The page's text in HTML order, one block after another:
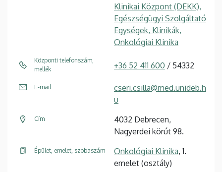
Klinikai Központ (DEKK),
Egészségügyi Szolgáltató
Egységek, Klinikák,
Onkológiai Klinika
Központi telefonszám,
mellék
+36 52 411 600 / 54332
E-mail
cseri.csilla@med.unideb.h
u
Cím
4032 Debrecen,
Nagyerdei körút 98.
Épület, emelet, szobaszám Onkológiai Klinika, 1.
emelet (osztály)